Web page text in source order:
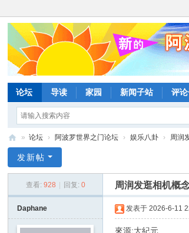
论坛 导读 家园 新闻子站 评
波
网
» 论坛 › 阿波罗世界之门论坛 › 娱乐八卦 › 周润
发新帖
查看: 928 回复: 0 周润发逛相机概
Daphane 发表于 2026-6-11
來源:大紀元